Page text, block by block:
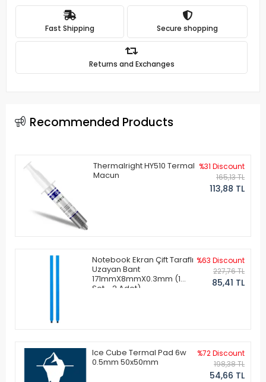
Fast Shipping Secure shopping
Returns and Exchanges
Recommended Products
Thermalright HY510 Termal
Macun
%31 Discount
165,13 TL
113,88 TL
Notebook Ekran Çift Taraflı
Uzayan Bant
171mmX8mmX0.3mm (1
Set - 2 Adet)
%63 Discount
227,76 TL
85,41 TL
Ice Cube Termal Pad 6w
0.5mm 50x50mm
%72 Discount
198,38 TL
54,66 TL